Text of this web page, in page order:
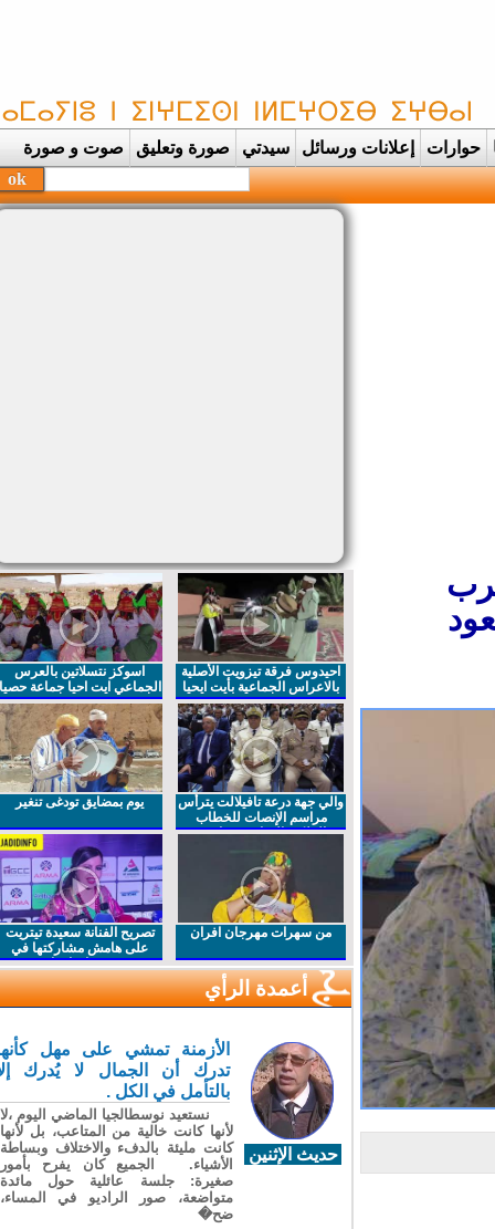
حوارات إعلانات ورسائل سيدتي صورة وتعليق صوت و صورة
القرآن الكريم
احيدوس فرقة تيزويت الأصلية
بالاعراس الجماعية بأيت ايحيا
اسوكز نتسلاتين بالعرس
الجماعي ايت احيا جماعة حصيا
والي جهة درعة تافيلالت يترأس
مراسم الإنصات للخطاب
الملكي السامي بمناسبة
يوم بمضايق تودغى تنغير
من سهرات مهرجان افران
تصريح الفنانة سعيدة تيتريت
على هامش مشاركتها في
مهرجان افران
أعمدة الرأي
حديث الإثنين
الأزمنة تمشي على مهل كأنها
تدرك أن الجمال لا يُدرك إلا
بالتأمل في الكل .
نستعيد نوسطالجيا الماضي اليوم ،لا
لأنها كانت خالية من المتاعب، بل لأنها
كانت مليئة بالدفء والاختلاف وبساطة
الأشياء. الجميع كان يفرح بأمور
صغيرة: جلسة عائلية حول مائدة
متواضعة، صور الراديو في المساء،
ضح�